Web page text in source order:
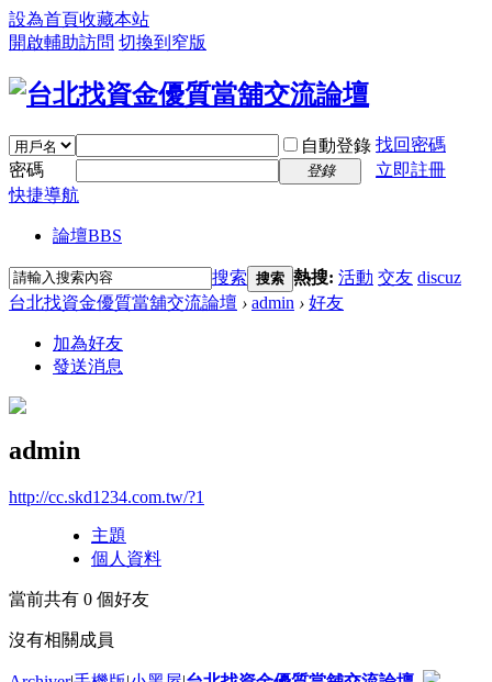
設為首頁收藏本站
開啟輔助訪問 切換到窄版
自動登錄 找回密碼
密碼
登錄
立即註冊
快捷導航
論壇BBS
搜索 搜索 熱搜: 活動 交友 discuz
台北找資金優質當舖交流論壇 › admin › 好友
加為好友
發送消息
admin
http://cc.skd1234.com.tw/?1
主題
個人資料
當前共有 0 個好友
沒有相關成員